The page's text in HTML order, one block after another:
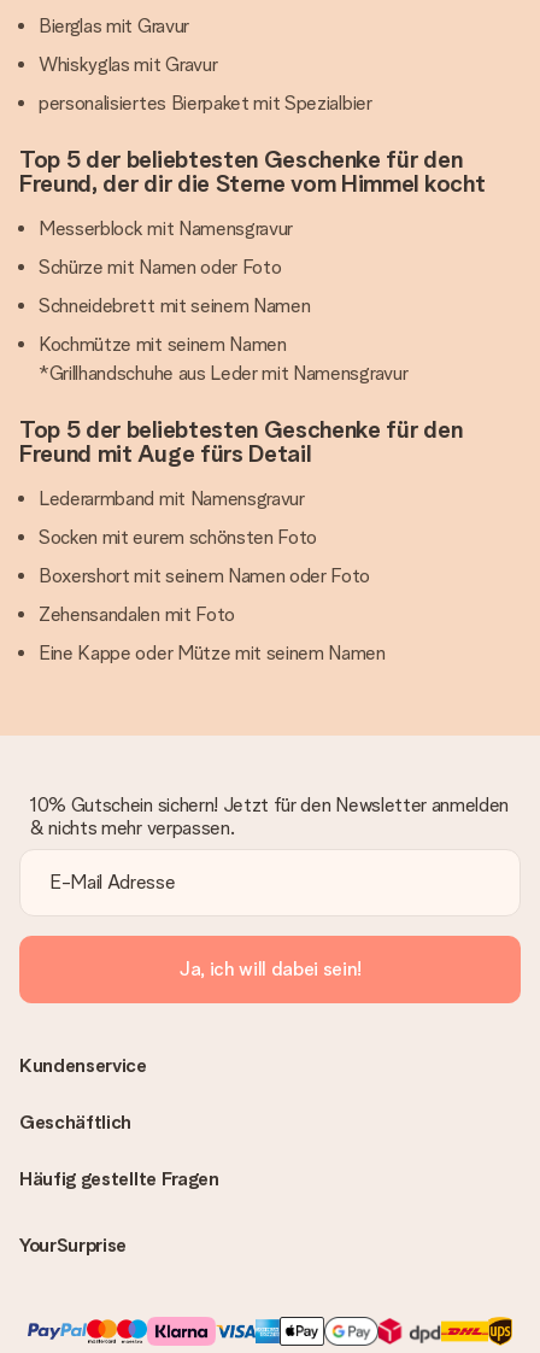
Bierglas mit Gravur
Whiskyglas mit Gravur
personalisiertes Bierpaket mit Spezialbier
Top 5 der beliebtesten Geschenke für den
Freund, der dir die Sterne vom Himmel kocht
Messerblock mit Namensgravur
Schürze mit Namen oder Foto
Schneidebrett mit seinem Namen
Kochmütze mit seinem Namen
*Grillhandschuhe aus Leder mit Namensgravur
Top 5 der beliebtesten Geschenke für den
Freund mit Auge fürs Detail
Lederarmband mit Namensgravur
Socken mit eurem schönsten Foto
Boxershort mit seinem Namen oder Foto
Zehensandalen mit Foto
Eine Kappe oder Mütze mit seinem Namen
10% Gutschein sichern! Jetzt für den Newsletter anmelden
& nichts mehr verpassen.
Ja, ich will dabei sein!
Häufig gestellte Fragen
YourSurprise
Kundenservice
Geschäftlich